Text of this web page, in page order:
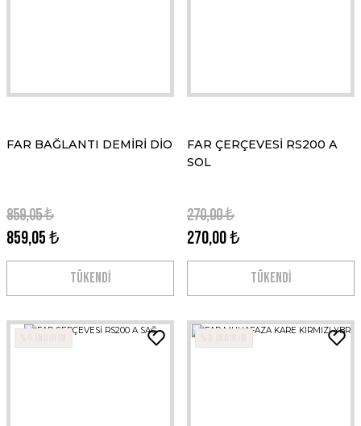
FAR BAĞLANTI DEMİRİ DİO
859,05 ₺
859,05 ₺
TÜKENDİ
FAR ÇERÇEVESİ RS200 A
SOL
270,00 ₺
270,00 ₺
TÜKENDİ